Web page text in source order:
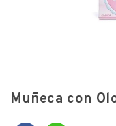
Muñeca con